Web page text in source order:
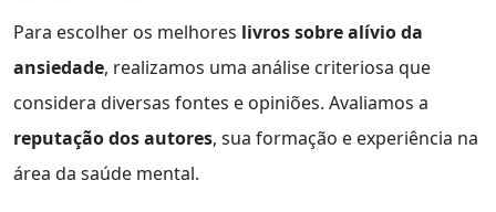
Para escolher os melhores livros sobre alívio da
ansiedade, realizamos uma análise criteriosa que
considera diversas fontes e opiniões. Avaliamos a
reputação dos autores, sua formação e experiência na
área da saúde mental.